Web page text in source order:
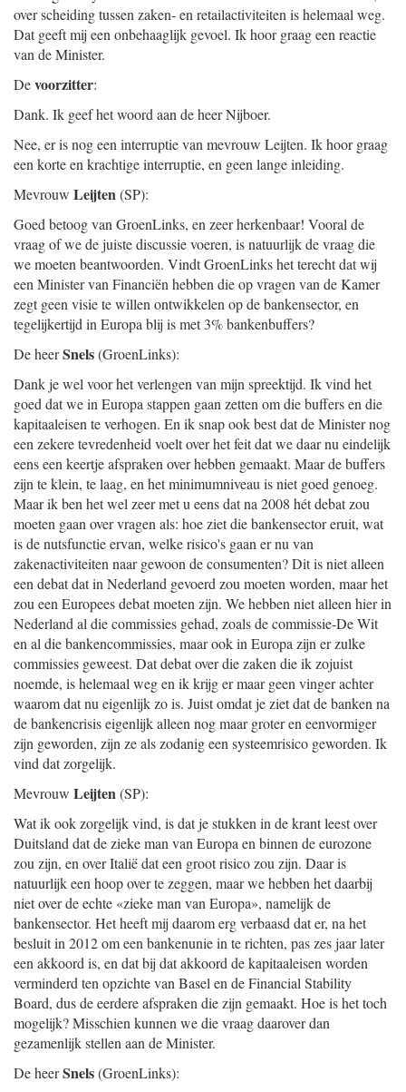
over scheiding tussen zaken- en retailactiviteiten is helemaal weg.
Dat geeft mij een onbehaaglijk gevoel. Ik hoor graag een reactie
van de Minister.
Devoorzitter:
Dank. Ik geef het woord aan de heer Nijboer.
Nee, er is nog een interruptie van mevrouw Leijten. Ik hoor graag
een korte en krachtige interruptie, en geen lange inleiding.
Mevrouw Leijten(SP):
Goed betoog van GroenLinks, en zeer herkenbaar! Vooral de
vraag of we de juiste discussie voeren, is natuurlijk de vraag die
we moeten beantwoorden. Vindt GroenLinks het terecht dat wij
een Minister van Financiën hebben die op vragen van de Kamer
zegt geen visie te willen ontwikkelen op de bankensector, en
tegelijkertijd in Europa blij is met 3% bankenbuffers?
De heerSnels(GroenLinks):
Dank je wel voor het verlengen van mijn spreektijd. Ik vind het
goed dat we in Europa stappen gaan zetten om die buffers en die
kapitaaleisen te verhogen. En ik snap ook best dat de Minister nog
een zekere tevredenheid voelt over het feit dat we daar nu eindelijk
eens een keertje afspraken over hebben gemaakt. Maar de buffers
zijn te klein, te laag, en het minimumniveau is niet goed genoeg.
Maar ik ben het wel zeer met u eens dat na 2008 hét debat zou
moeten gaan over vragen als: hoe ziet die bankensector eruit, wat
is de nutsfunctie ervan, welke risico's gaan er nu van
zakenactiviteiten naar gewoon de consumenten? Dit is niet alleen
een debat dat in Nederland gevoerd zou moeten worden, maar het
zou een Europees debat moeten zijn. We hebben niet alleen hier in
Nederland al die commissies gehad, zoals de commissie-De Wit
en al die bankencommissies, maar ook in Europa zijn er zulke
commissies geweest. Dat debat over die zaken die ik zojuist
noemde, is helemaal weg en ik krijg er maar geen vinger achter
waarom dat nu eigenlijk zo is. Juist omdat je ziet dat de banken na
de bankencrisis eigenlijk alleen nog maar groter en eenvormiger
zijn geworden, zijn ze als zodanig een systeemrisico geworden. Ik
vind dat zorgelijk.
Mevrouw Leijten(SP):
Wat ik ook zorgelijk vind, is dat je stukken in de krant leest over
Duitsland dat de zieke man van Europa en binnen de eurozone
zou zijn, en over Italië dat een groot risico zou zijn. Daar is
natuurlijk een hoop over te zeggen, maar we hebben het daarbij
niet over de echte «zieke man van Europa», namelijk de
bankensector. Het heeft mij daarom erg verbaasd dat er, na het
besluit in 2012 om een bankenunie in te richten, pas zes jaar later
een akkoord is, en dat bij dat akkoord de kapitaaleisen worden
verminderd ten opzichte van Basel en de Financial Stability
Board, dus de eerdere afspraken die zijn gemaakt. Hoe is het toch
mogelijk? Misschien kunnen we die vraag daarover dan
gezamenlijk stellen aan de Minister.
De heerSnels(GroenLinks):